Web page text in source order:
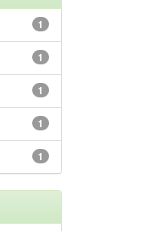
1
1
1
1
1